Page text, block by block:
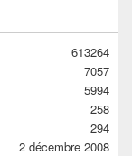
613264
7057
5994
258
294
2 décembre 2008